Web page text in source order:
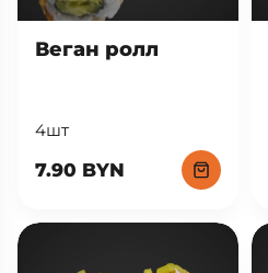
Веган ролл
4шт
7.90 BYN